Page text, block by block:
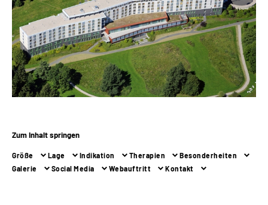
Über uns
Online-Services
Inhalte in Gebärdensprache (DGS)
Suche
Zum Inhalt springen
Größe Lage Indikation Therapien
Besonderheiten
Galerie
Social Media Webauftritt Kontakt